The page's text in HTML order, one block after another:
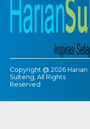
Copyright @ 2026 Harian
Sulteng, All Rights
Reserved